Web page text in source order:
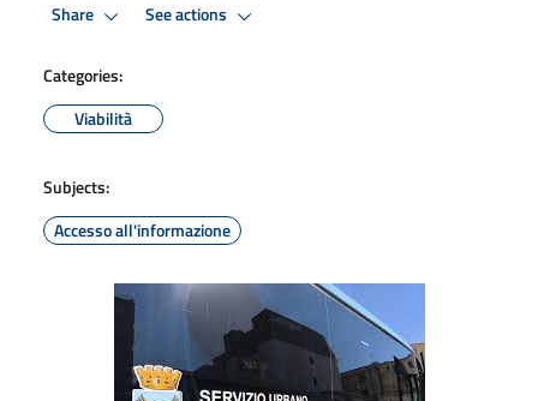
Share See actions
Categories:
Viabilità
Subjects:
Accesso all'informazione